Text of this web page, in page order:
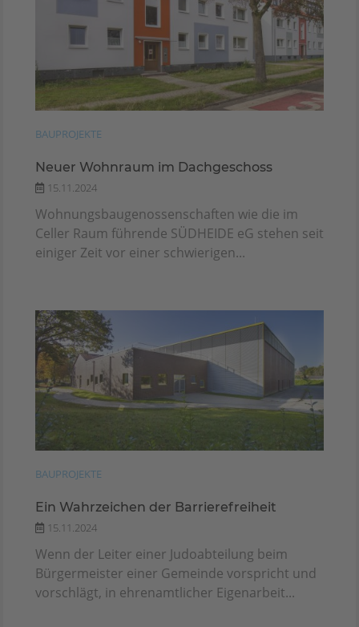
BAUPROJEKTE
Neuer Wohnraum im Dachgeschoss
15.11.2024
Wohnungsbaugenossenschaften wie die im
Celler Raum führende SÜDHEIDE eG stehen seit
einiger Zeit vor einer schwierigen...
BAUPROJEKTE
Ein Wahrzeichen der Barrierefreiheit
15.11.2024
Wenn der Leiter einer Judoabteilung beim
Bürgermeister einer Gemeinde vorspricht und
vorschlägt, in ehrenamtlicher Eigenarbeit...